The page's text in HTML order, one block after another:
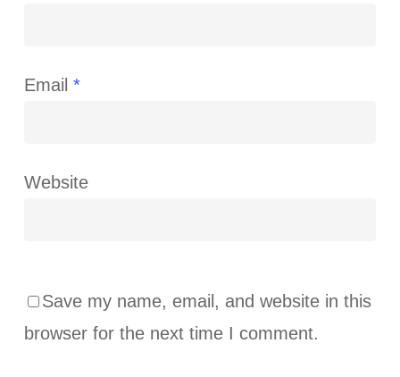
Email *
Website
Save my name, email, and website in this
browser for the next time I comment.